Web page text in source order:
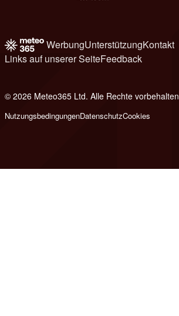
WerbungUnterstützungKontakt
Links auf unserer SeiteFeedback
© 2026 Meteo365 Ltd. Alle Rechte vorbehalten
NutzungsbedingungenDatenschutzCookies